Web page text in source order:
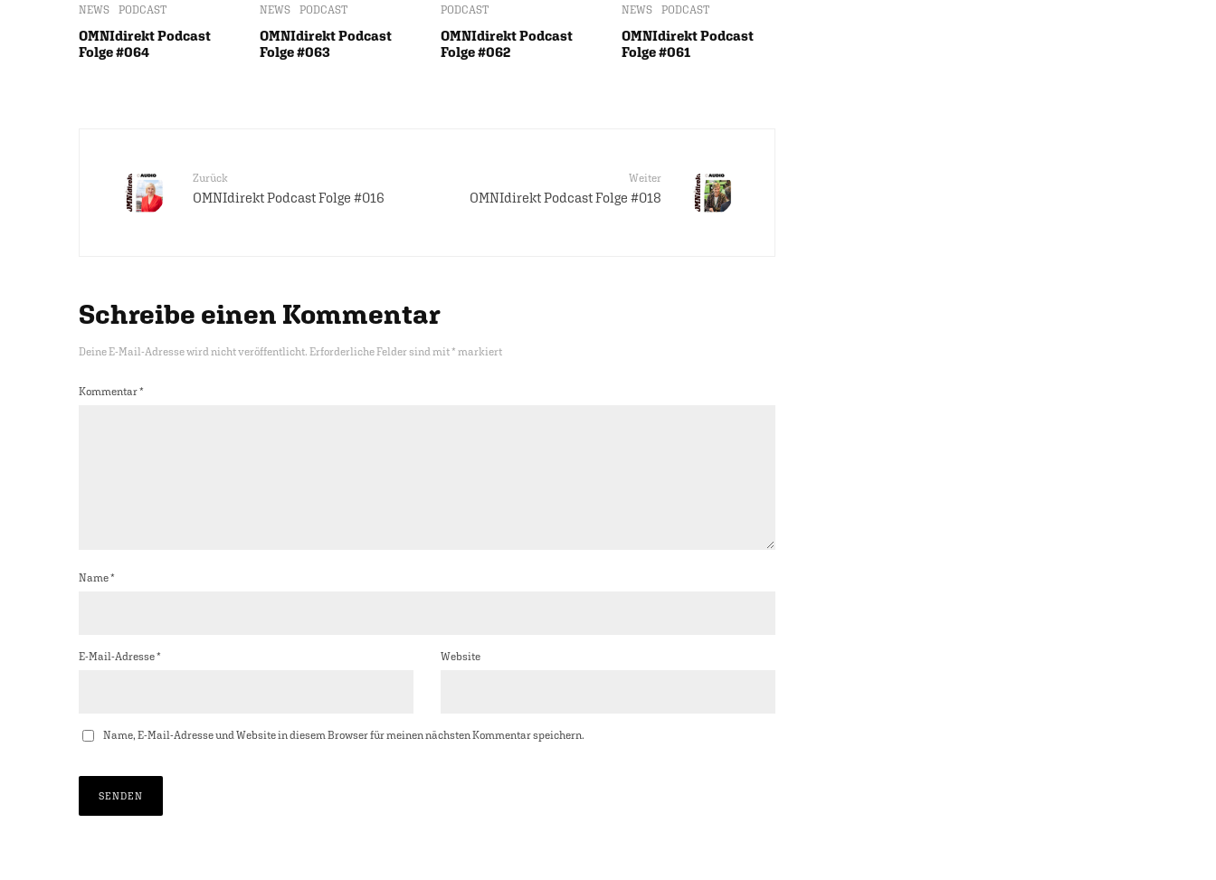
NEWS PODCAST
OMNIdirekt Podcast
Folge #064
NEWS PODCAST
OMNIdirekt Podcast
Folge #063
PODCAST
OMNIdirekt Podcast
Folge #062
NEWS PODCAST
OMNIdirekt Podcast
Folge #061
Zurück
OMNIdirekt Podcast Folge #016
Weiter
OMNIdirekt Podcast Folge #018
Schreibe einen Kommentar
Deine E-Mail-Adresse wird nicht veröffentlicht. Erforderliche Felder sind mit* markiert
Kommentar*
Name*
E-Mail-Adresse* Website
Name, E-Mail-Adresse und Website in diesem Browser für meinen nächsten Kommentar speichern.